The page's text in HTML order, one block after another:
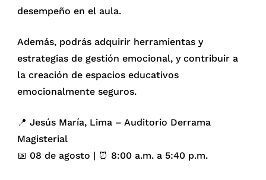
desempeño en el aula.
Además, podrás adquirir herramientas y
estrategias de gestión emocional, y contribuir a
la creación de espacios educativos
emocionalmente seguros.
📍 Jesús María, Lima – Auditorio Derrama
Magisterial
📅 08 de agosto | ⏰ 8:00 a.m. a 5:40 p.m.